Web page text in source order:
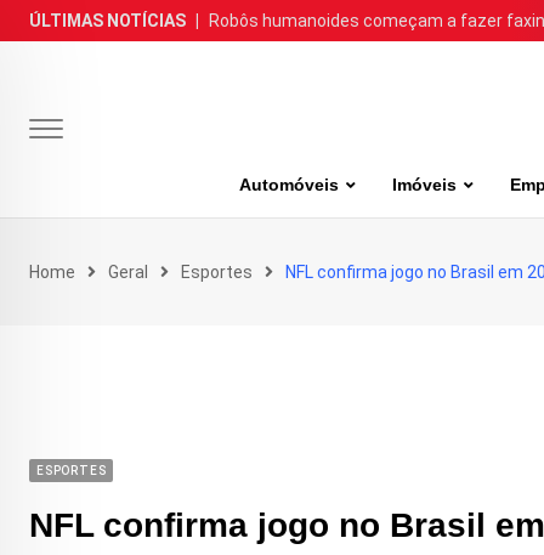
Skip
to
ÚLTIMAS NOTÍCIAS Robôs humanoides começam a fazer
Automóveis Imóveis
Home Geral Esportes NFL confirma jogo no Brasil em
ESPORTES
NFL confirma jogo no Brasil